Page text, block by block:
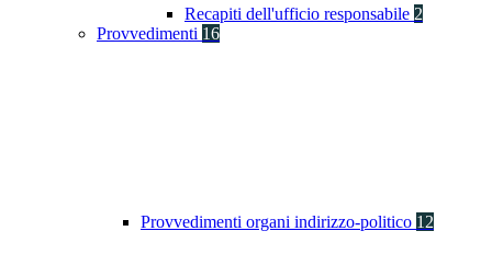
Recapiti dell'ufficio responsabile 2
Provvedimenti 16
Provvedimenti organi indirizzo-politico 12